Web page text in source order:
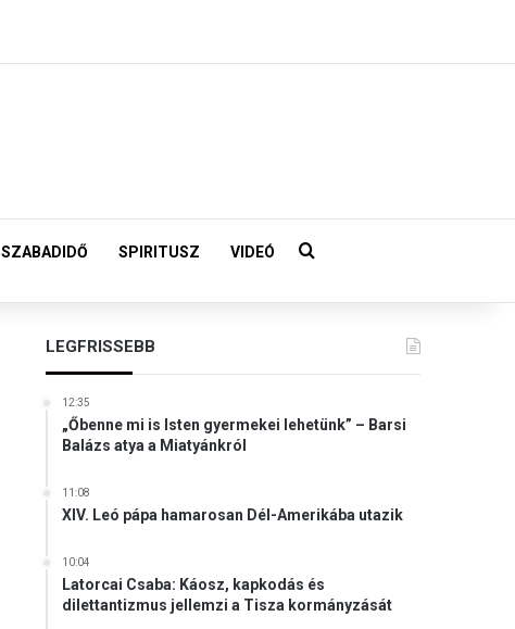
SZABADIDŐ SPIRITUSZ VIDEÓ Keresés:
LEGFRISSEBB
12:35
„Őbenne mi is Isten gyermekei lehetünk” – Barsi
Balázs atya a Miatyánkról
11:08
XIV. Leó pápa hamarosan Dél-Amerikába utazik
10:04
Latorcai Csaba: Káosz, kapkodás és
dilettantizmus jellemzi a Tisza kormányzását